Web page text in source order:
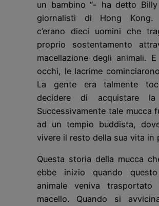
un bambino “- ha detto
giornalisti di Hong Kong.
c’erano dieci uomini che
proprio sostentamento
macellazione degli animali.
occhi, le lacrime
La gente era talmente
decidere di acquistare la
Successivamente tale mucca
ad un tempio buddista,
vivere il resto della sua vita in
Questa storia della mucca
ebbe inizio quando
animale veniva
macello. Quando si